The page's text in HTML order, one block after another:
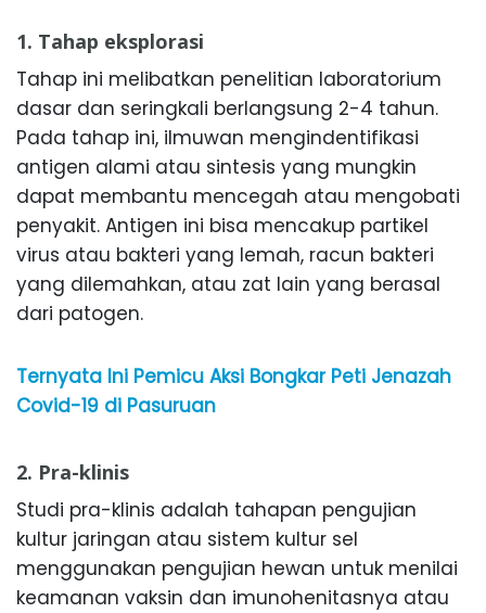
1. Tahap eksplorasi
Tahap ini melibatkan penelitian laboratorium
dasar dan seringkali berlangsung 2-4 tahun.
Pada tahap ini, ilmuwan mengindentifikasi
antigen alami atau sintesis yang mungkin
dapat membantu mencegah atau mengobati
penyakit. Antigen ini bisa mencakup partikel
virus atau bakteri yang lemah, racun bakteri
yang dilemahkan, atau zat lain yang berasal
dari patogen.
Ternyata Ini Pemicu Aksi Bongkar Peti Jenazah
Covid-19 di Pasuruan
2. Pra-klinis
Studi pra-klinis adalah tahapan pengujian
kultur jaringan atau sistem kultur sel
menggunakan pengujian hewan untuk menilai
keamanan vaksin dan imunohenitasnya atau